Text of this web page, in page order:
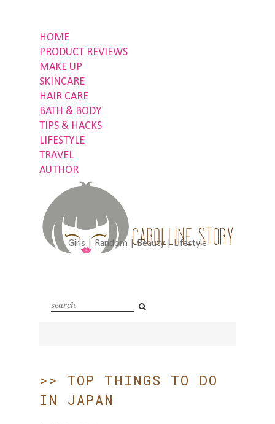
HOME
PRODUCT REVIEWS
MAKE UP
SKINCARE
HAIR CARE
BATH & BODY
TIPS & HACKS
LIFESTYLE
TRAVEL
AUTHOR
Girls | Random | Beauty | Lifestyle
>> TOP THINGS TO DO
IN JAPAN